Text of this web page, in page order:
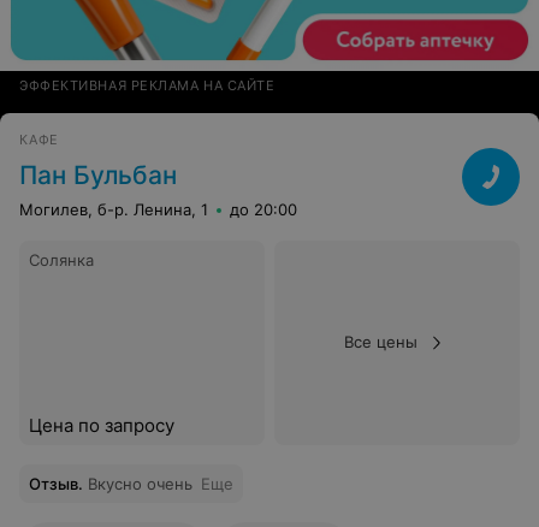
ЭФФЕКТИВНАЯ РЕКЛАМА НА САЙТЕ
КАФЕ
Пан Бульбан
Могилев, б-р. Ленина, 1 до 20:00
Солянка
Цена по запросу
Все цены
Отзыв. Вкусно очень Еще